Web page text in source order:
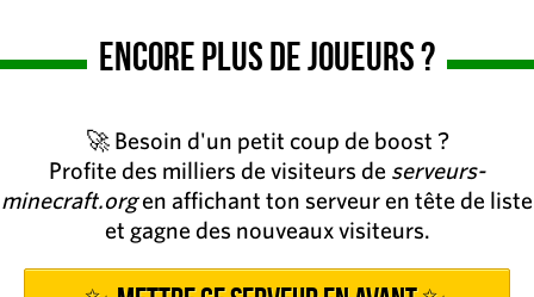
Encore plus de joueurs ?
🚀 Besoin d'un petit coup de boost ?
Profite des milliers de visiteurs de serveurs-
minecraft.orgen affichant ton serveur en tête de liste
et gagne des nouveaux visiteurs.